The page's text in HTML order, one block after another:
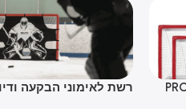
רשת לאימוני הבקעה ודיוק –